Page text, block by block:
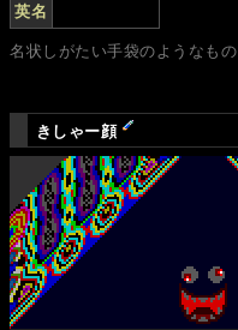
英名
名状しがたい手袋のようなもの
きしゃー顔